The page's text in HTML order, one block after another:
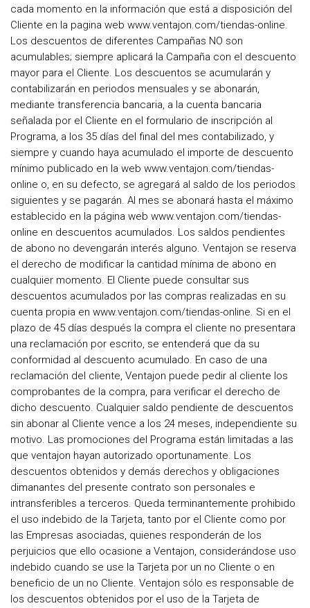
cada momento en la información que está a disposición del
Cliente en la pagina web www.ventajon.com/tiendas-online.
Los descuentos de diferentes Campañas NO son
acumulables; siempre aplicará la Campaña con el descuento
mayor para el Cliente. Los descuentos se acumularán y
contabilizarán en periodos mensuales y se abonarán,
mediante transferencia bancaria, a la cuenta bancaria
señalada por el Cliente en el formulario de inscripción al
Programa, a los 35 días del final del mes contabilizado, y
siempre y cuando haya acumulado el importe de descuento
mínimo publicado en la web www.ventajon.com/tiendas-
online o, en su defecto, se agregará al saldo de los periodos
siguientes y se pagarán. Al mes se abonará hasta el máximo
establecido en la página web www.ventajon.com/tiendas-
online en descuentos acumulados. Los saldos pendientes
de abono no devengarán interés alguno. Ventajon se reserva
el derecho de modificar la cantidad mínima de abono en
cualquier momento. El Cliente puede consultar sus
descuentos acumulados por las compras realizadas en su
cuenta propia en www.ventajon.com/tiendas-online. Si en el
plazo de 45 días después la compra el cliente no presentara
una reclamación por escrito, se entenderá que da su
conformidad al descuento acumulado. En caso de una
reclamación del cliente, Ventajon puede pedir al cliente los
comprobantes de la compra, para verificar el derecho de
dicho descuento. Cualquier saldo pendiente de descuentos
sin abonar al Cliente vence a los 24 meses, independiente su
motivo. Las promociones del Programa están limitadas a las
que ventajon hayan autorizado oportunamente. Los
descuentos obtenidos y demás derechos y obligaciones
dimanantes del presente contrato son personales e
intransferibles a terceros. Queda terminantemente prohibido
el uso indebido de la Tarjeta, tanto por el Cliente como por
las Empresas asociadas, quienes responderán de los
perjuicios que ello ocasione a Ventajon, considerándose uso
indebido cuando se use la Tarjeta por un no Cliente o en
beneficio de un no Cliente. Ventajon sólo es responsable de
los descuentos obtenidos por el uso de la Tarjeta de